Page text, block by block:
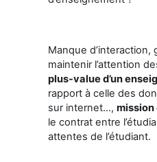
Manque
maintenir l’attention
plus-value d’un
rapport à celle des
sur internet…, mission
le contrat entre
attentes de l’étudiant.